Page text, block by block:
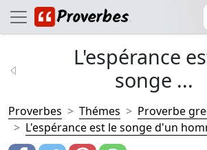
L'espérance
songe ...
Proverbes Thémes
Proverbe
L'espérance est le songe d'un